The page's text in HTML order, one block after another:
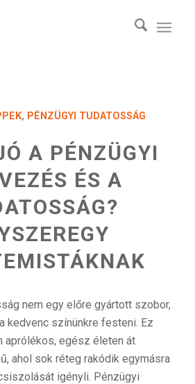
, PÉNZÜGYI TUDATOSSÁG
A PÉNZÜGYI
ÉS A
nem egy előre gyártott szobor,
kedvenc színünkre festeni. Ez
aprólékos, egész életen át
ahol sok réteg rakódik egymásra
igényli. Pénzügyi